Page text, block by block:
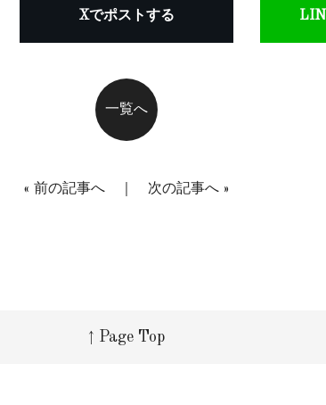
Xでポストする
一覧へ
« 前の記事へ 次の記事へ »
↑ Page Top